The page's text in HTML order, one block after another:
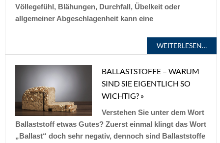
Völlegefühl, Blähungen, Durchfall, Übelkeit oder
allgemeiner Abgeschlagenheit kann eine
WEITERLESEN…
BALLASTSTOFFE – WARUM
SIND SIE EIGENTLICH SO
WICHTIG? »
Verstehen Sie unter dem Wort
Ballaststoff etwas Gutes? Zuerst einmal klingt das Wort
„Ballast“ doch sehr negativ, dennoch sind Ballaststoffe